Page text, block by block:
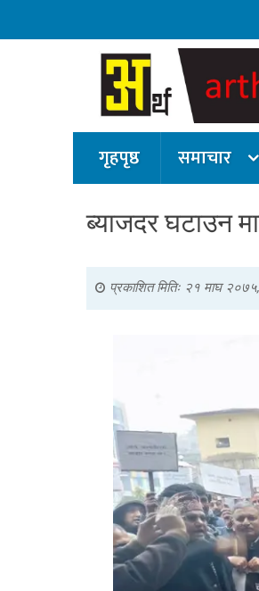
गृहपृष्ठ समाचार
ब्याजदर घटाउन
प्रकाशित मितिः २१ माघ